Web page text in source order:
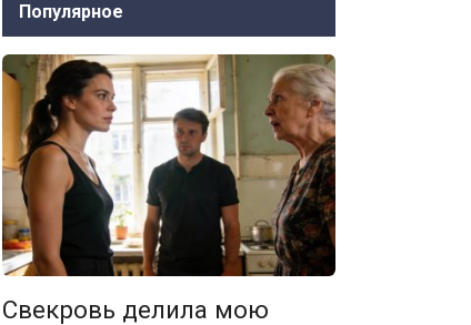
Популярное
Свекровь делила мою